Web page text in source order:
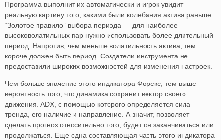
Программа выполнит их автоматически и игрок увидит
реальную картину того, какими были колебания актива раньше.
“Золотое правило” выбора периода — для наиболее
высоковолатильных пар нужно использовать более длительный
период. Напротив, чем меньше волатильность актива, тем
короче должен быть период. Создатели инструмента не
предоставили широких возможностей для изменения настроек.
Чем больше значение этого индикатора Форекс, тем выше
вероятность того, что динамика сохранит вектор своего
движения. ADX, с помощью которого определяется сила
тренда, его наличие и направление. А значит, позволяет
сделать прогноз относительно того, будет он заканчиваться или
продолжаться. Еще одна составляющая часть этого индикатора